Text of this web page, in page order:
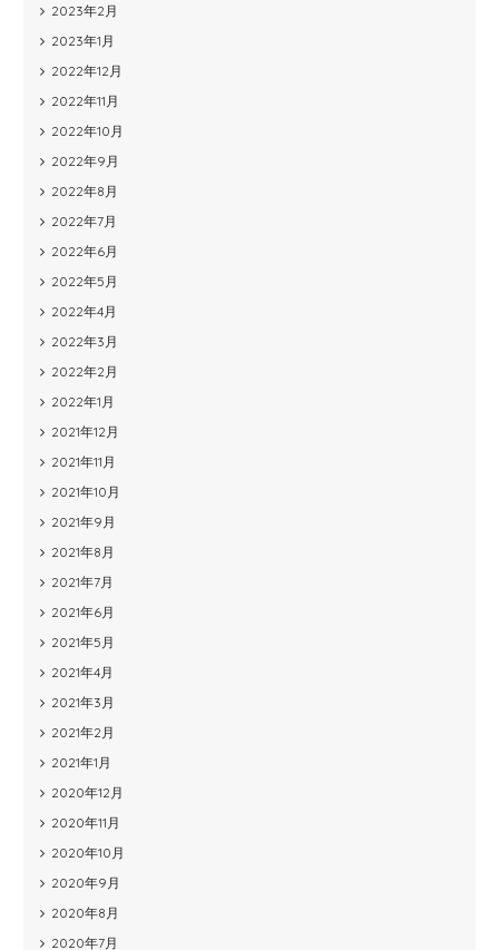
2023年2月
2023年1月
2022年12月
2022年11月
2022年10月
2022年9月
2022年8月
2022年7月
2022年6月
2022年5月
2022年4月
2022年3月
2022年2月
2022年1月
2021年12月
2021年11月
2021年10月
2021年9月
2021年8月
2021年7月
2021年6月
2021年5月
2021年4月
2021年3月
2021年2月
2021年1月
2020年12月
2020年11月
2020年10月
2020年9月
2020年8月
2020年7月